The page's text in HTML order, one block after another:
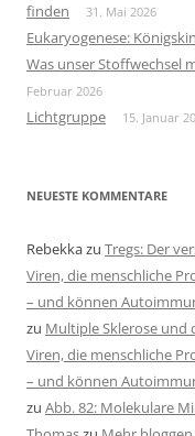
finden
31. Mai 2026
Eukaryogenese:
Was unser Stoffwechsel
Februar 2026
Lichtgruppe 15. Januar
NEUESTE KOMMENTARE
Rebekkazu Tregs: Der
Viren, die menschliche
– und können
zu Multiple Sklerose und
Viren, die menschliche
– und können
zu Abb. 82: Molekulare